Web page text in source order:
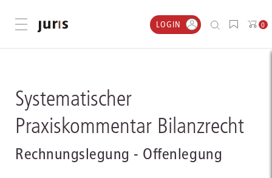
Menü öffnen LOGIN 0
Systematischer
Praxiskommentar Bilanzrecht
Rechnungslegung - Offenlegung